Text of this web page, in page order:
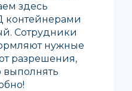
здесь
контейнерами
Сотрудники
нужные
разрешения,
выполнять